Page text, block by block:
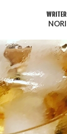
WRITER
NORI